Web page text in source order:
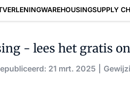
WAREHOUSINGSUPPLY
- lees het gratis
21 mrt. 2025